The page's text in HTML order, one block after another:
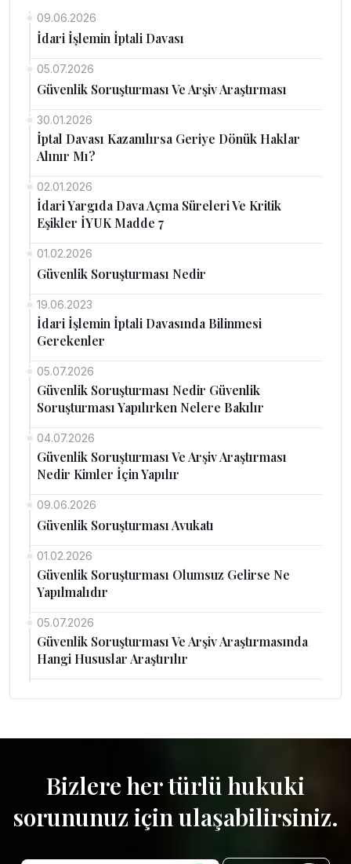
09.06.2026
İdari İşlemin İptali Davası
05.07.2026
Güvenlik Soruşturması Ve Arşiv Araştırması
30.01.2026
İptal Davası Kazanılırsa Geriye Dönük Haklar
Alınır Mı?
02.01.2026
İdari Yargıda Dava Açma Süreleri Ve Kritik
Eşikler İYUK Madde 7
01.02.2026
Güvenlik Soruşturması Nedir
19.06.2023
İdari İşlemin İptali Davasında Bilinmesi
Gerekenler
05.07.2026
Güvenlik Soruşturması Nedir Güvenlik
Soruşturması Yapılırken Nelere Bakılır
04.07.2026
Güvenlik Soruşturması Ve Arşiv Araştırması
Nedir Kimler İçin Yapılır
09.06.2026
Güvenlik Soruşturması Avukatı
01.02.2026
Güvenlik Soruşturması Olumsuz Gelirse Ne
Yapılmalıdır
05.07.2026
Güvenlik Soruşturması Ve Arşiv Araştırmasında
Hangi Hususlar Araştırılır
Bizlere her türlü hukuki
sorununuz için ulaşabilirsiniz.